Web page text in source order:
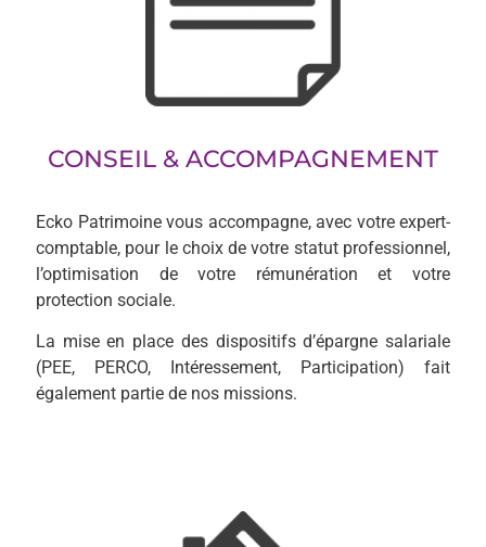
CONSEIL & ACCOMPAGNEMENT
Ecko Patrimoine vous accompagne, avec votre expert-
comptable, pour le choix de votre statut professionnel,
l’optimisation de votre rémunération et votre
protection sociale.
La mise en place des dispositifs d’épargne salariale
(PEE, PERCO, Intéressement, Participation) fait
également partie de nos missions.